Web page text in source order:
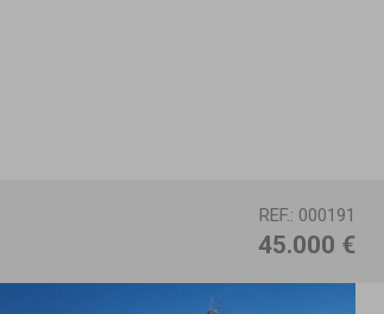
REF.: 000191
45.000 €